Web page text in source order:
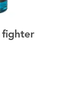
fighter